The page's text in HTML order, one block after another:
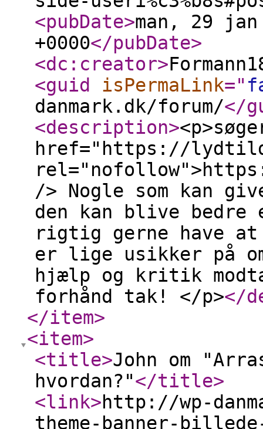
<pubDate>man, 29
+0000</pubDate>
<dc:creator>
<guid
isPermaLink="
danmark.dk/forum/</
<description>
href="https://
/> Nogle som kan
den kan blive
rigtig gerne have at
er lige usikker på
hjælp og kritik
forhånd tak! </p></
</item>
<item>
<title>John om
hvordan?"</title>
<link>http://wp-
theme-banner-